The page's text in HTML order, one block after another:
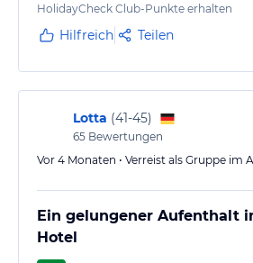
HolidayCheck Club-Punkte erhalten
Hilfreich Teilen
Lotta (41-45)
65 Bewertungen
Vor 4 Monaten • Verreist als Gruppe im
Ein gelungener Aufenthalt
Hotel